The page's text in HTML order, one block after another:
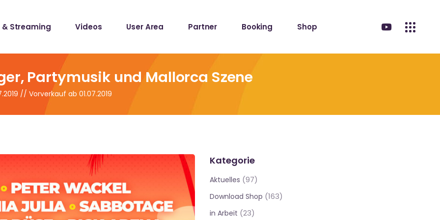
& Streaming Videos User Area Partner Booking Shop
Partymusik und Mallorca Szene
// Vorverkauf ab 01.07.2019
Kategorie
Aktuelles (97)
Download Shop (163)
in Arbeit (23)